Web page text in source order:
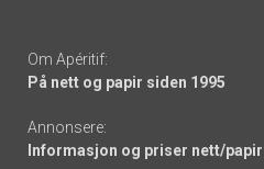
Om Apéritif:
På nett og papir siden 1995
Annonsere:
Informasjon og priser nett/papir